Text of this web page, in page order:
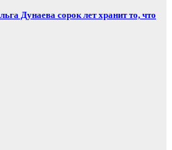
Дунаева сорок лет хранит то, что